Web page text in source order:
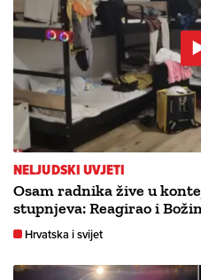
NELJUDSKI UVJETI
Osam radnika žive u
stupnjeva: Reagirao i
Hrvatska i svijet